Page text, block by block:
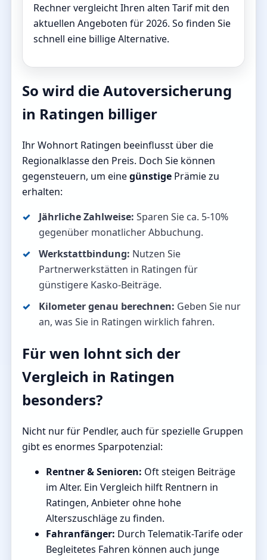
Rechner vergleicht Ihren alten Tarif mit den
aktuellen Angeboten für 2026. So finden Sie
schnell eine billige Alternative.
So wird die Autoversicherung
in Ratingen billiger
Ihr Wohnort Ratingen beeinflusst über die
Regionalklasse den Preis. Doch Sie können
gegensteuern, um einegünstige Prämie zu
erhalten:
Jährliche Zahlweise: Sparen Sie ca. 5-10%
gegenüber monatlicher Abbuchung.
Werkstattbindung: Nutzen Sie
Partnerwerkstätten in Ratingen für
günstigere Kasko-Beiträge.
Kilometer genau berechnen: Geben Sie nur
an, was Sie in Ratingen wirklich fahren.
Für wen lohnt sich der
Vergleich in Ratingen
besonders?
Nicht nur für Pendler, auch für spezielle Gruppen
gibt es enormes Sparpotenzial:
Rentner & Senioren: Oft steigen Beiträge
im Alter. Ein Vergleich hilft Rentnern in
Ratingen, Anbieter ohne hohe
Alterszuschläge zu finden.
Fahranfänger: Durch Telematik-Tarife oder
Begleitetes Fahren können auch junge